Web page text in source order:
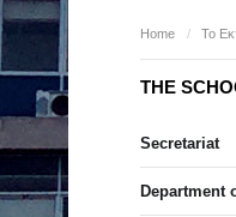
Home / Το
THE
Secretariat
Department